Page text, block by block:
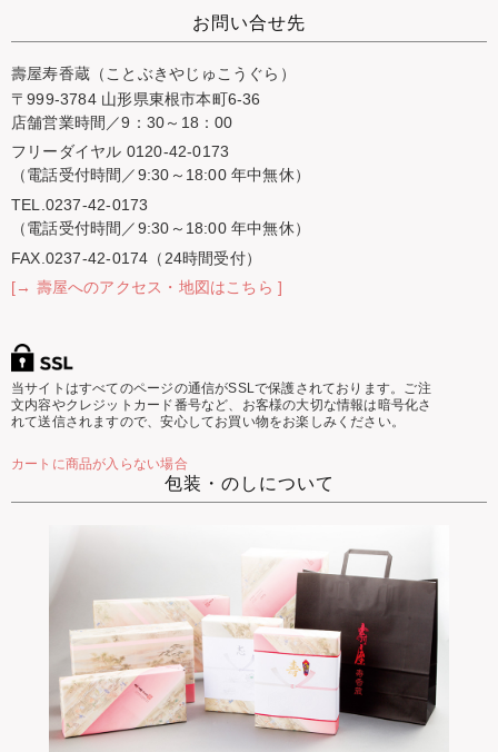
お問い合せ先
壽屋寿香蔵（ことぶきやじゅこうぐら）
〒999-3784 山形県東根市本町6-36
店舗営業時間／9：30～18：00
フリーダイヤル 0120-42-0173
（電話受付時間／9:30～18:00 年中無休）
TEL.0237-42-0173
（電話受付時間／9:30～18:00 年中無休）
FAX.0237-42-0174（24時間受付）
[→ 壽屋へのアクセス・地図はこちら ]
当サイトはすべてのページの通信がSSLで保護されております。ご注
文内容やクレジットカード番号など、お客様の大切な情報は暗号化さ
れて送信されますので、安心してお買い物をお楽しみください。
カートに商品が入らない場合
包装・のしについて